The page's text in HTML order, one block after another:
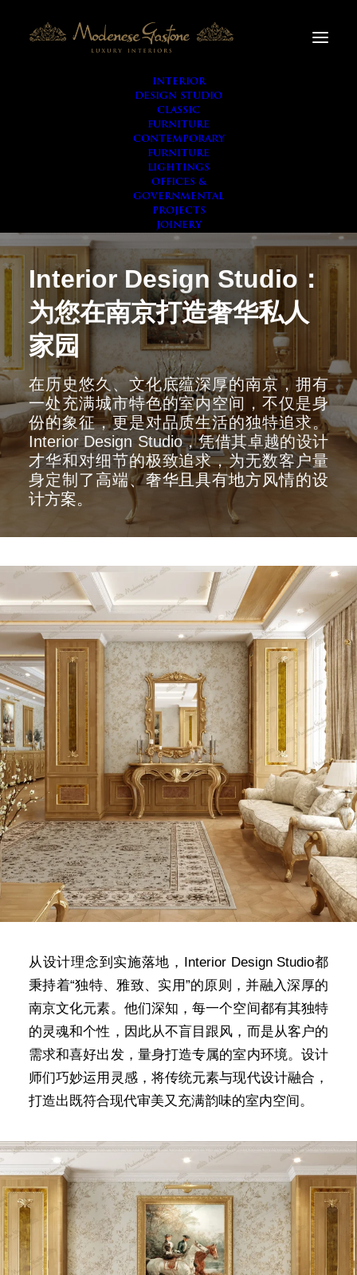
INTERIOR
DESIGN STUDIO
CLASSIC
FURNITURE
CONTEMPORARY
FURNITURE
LIGHTINGS
OFFICES &
GOVERNMENTAL
PROJECTS
JOINERY
Interior Design Studio：
为您在南京打造奢华私人
家园
在历史悠久、文化底蕴深厚的南京，拥有
一处充满城市特色的室内空间，不仅是身
份的象征，更是对品质生活的独特追求。
Interior Design Studio，凭借其卓越的设计
才华和对细节的极致追求，为无数客户量
身定制了高端、奢华且具有地方风情的设
计方案。
从设计理念到实施落地，Interior Design Studio都
秉持着“独特、雅致、实用”的原则，并融入深厚的
南京文化元素。他们深知，每一个空间都有其独特
的灵魂和个性，因此从不盲目跟风，而是从客户的
需求和喜好出发，量身打造专属的室内环境。设计
师们巧妙运用灵感，将传统元素与现代设计融合，
打造出既符合现代审美又充满韵味的室内空间。